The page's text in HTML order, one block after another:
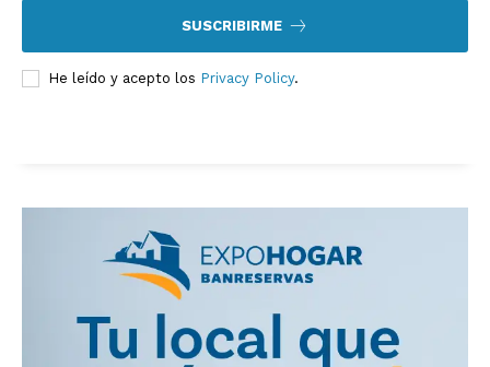
SUSCRIBIRME
He leído y acepto los Privacy Policy.